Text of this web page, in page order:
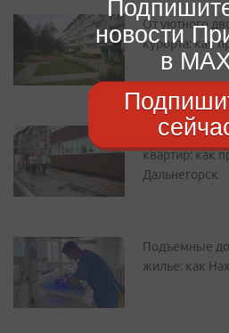
От уютного
курорта: как
Новый парк,
квартир: как
Дальнегорск
Подъемные
жилье: как
новости
в